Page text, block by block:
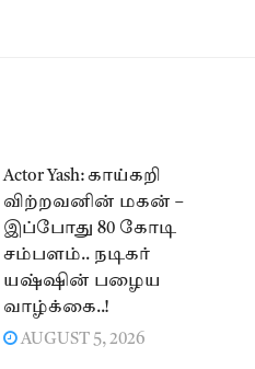
Actor Yash: காய்கறி
விற்றவனின் மகன் –
இப்போது 80 கோடி
சம்பளம்.. நடிகர்
யஷ்ஷின் பழைய
வாழ்க்கை..!
AUGUST 5, 2026